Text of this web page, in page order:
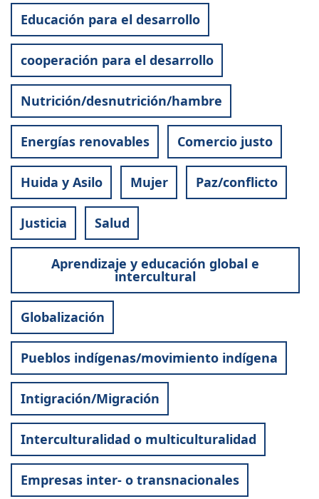
Educación para el desarrollo
cooperación para el desarrollo
Nutrición/desnutrición/hambre
Energías renovables Comercio justo
Huida y Asilo Mujer Paz/conflicto
Justicia Salud
Aprendizaje y educación global e
intercultural
Globalización
Pueblos indígenas/movimiento indígena
Intigración/Migración
Interculturalidad o multiculturalidad
Empresas inter- o transnacionales